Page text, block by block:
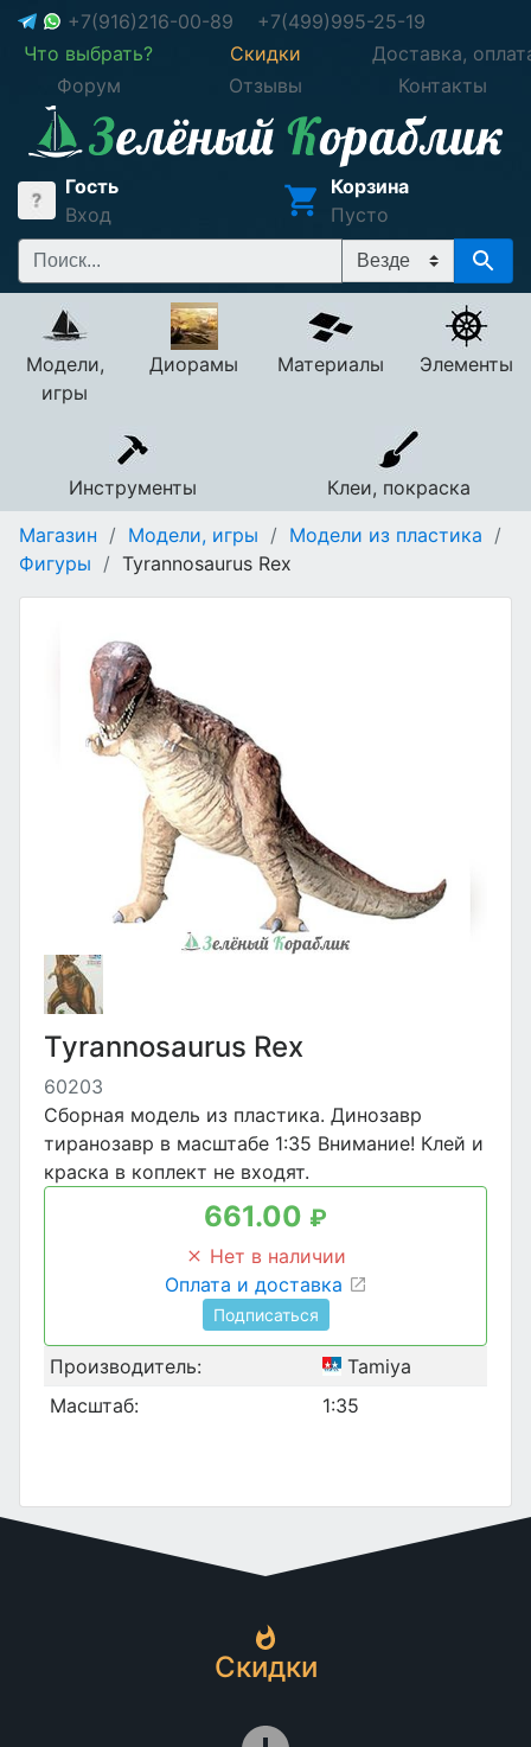
+7(916)216-00-89
+7(499)995-25-19
Что выбрать?
Скидки
Доставка,
Форум
Отзывы Контакты
Гость
Вход
Корзина
Пусто
Модели,
игры
Диорамы Материалы Элементы
Инструменты
Клеи, покраска
Магазин / Модели, игры / Модели из пластика /
Фигуры / Tyrannosaurus Rex
Tyrannosaurus Rex
60203
Сборная модель из пластика. Динозавр
тиранозавр в масштабе 1:35 Внимание! Клей и
краска в коплект не входят.
661.00 ₽
Нет в наличии
Оплата и доставка
Подписаться
Производитель:
Tamiya
Масштаб:
1:35
Скидки